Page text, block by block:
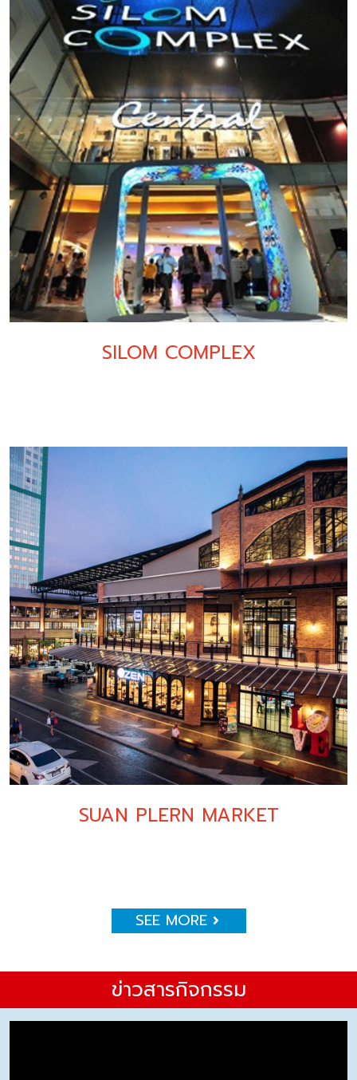
SILOM COMPLEX
SUAN PLERN MARKET
SEE MORE
ข่าวสารกิจกรรม